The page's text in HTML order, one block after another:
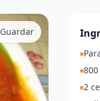
Guardar
2